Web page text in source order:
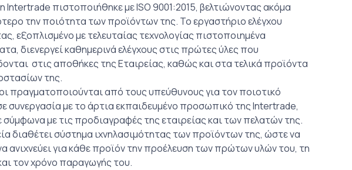
Intertrade πιστοποιήθηκε με ISO 9001:2015, βελτιώνοντας ακόμα
την ποιότητα των προϊόντων της. Το εργαστήριο ελέγχου
εξοπλισμένο με τελευταίας τεχνολογίας πιστοποιημένα
διενεργεί καθημερινά ελέγχους στις πρώτες ύλες που
στις αποθήκες της Eταιρείας, καθώς και στα τελικά προϊόντα
της.
πραγματοποιούνται από τους υπεύθυνους για τον ποιοτικό
συνεργασία με το άρτια εκπαιδευμένο προσωπικό της Intertrade,
με τις προδιαγραφές της εταιρείας και των πελατών της.
διαθέτει σύστημα ιχνηλασιμότητας των προϊόντων της, ώστε να
ανιχνεύει για κάθε προϊόν την προέλευση των πρώτων υλών του, τη
τον χρόνο παραγωγής του.